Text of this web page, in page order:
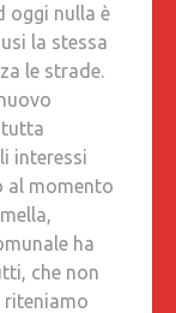
oggi nulla è
la stessa
le strade.
tutta
interessi
al momento
ha
che non
riteniamo